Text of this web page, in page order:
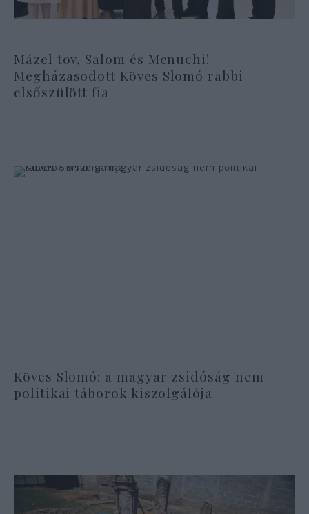
Mázel tov, Salom és Menuchi!
Megházasodott Köves Slomó rabbi
elsőszülött fia
Köves Slomó: a magyar zsidóság nem
politikai táborok kiszolgálója